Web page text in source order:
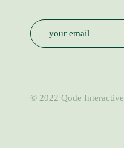
© 2022 Qode Interactive